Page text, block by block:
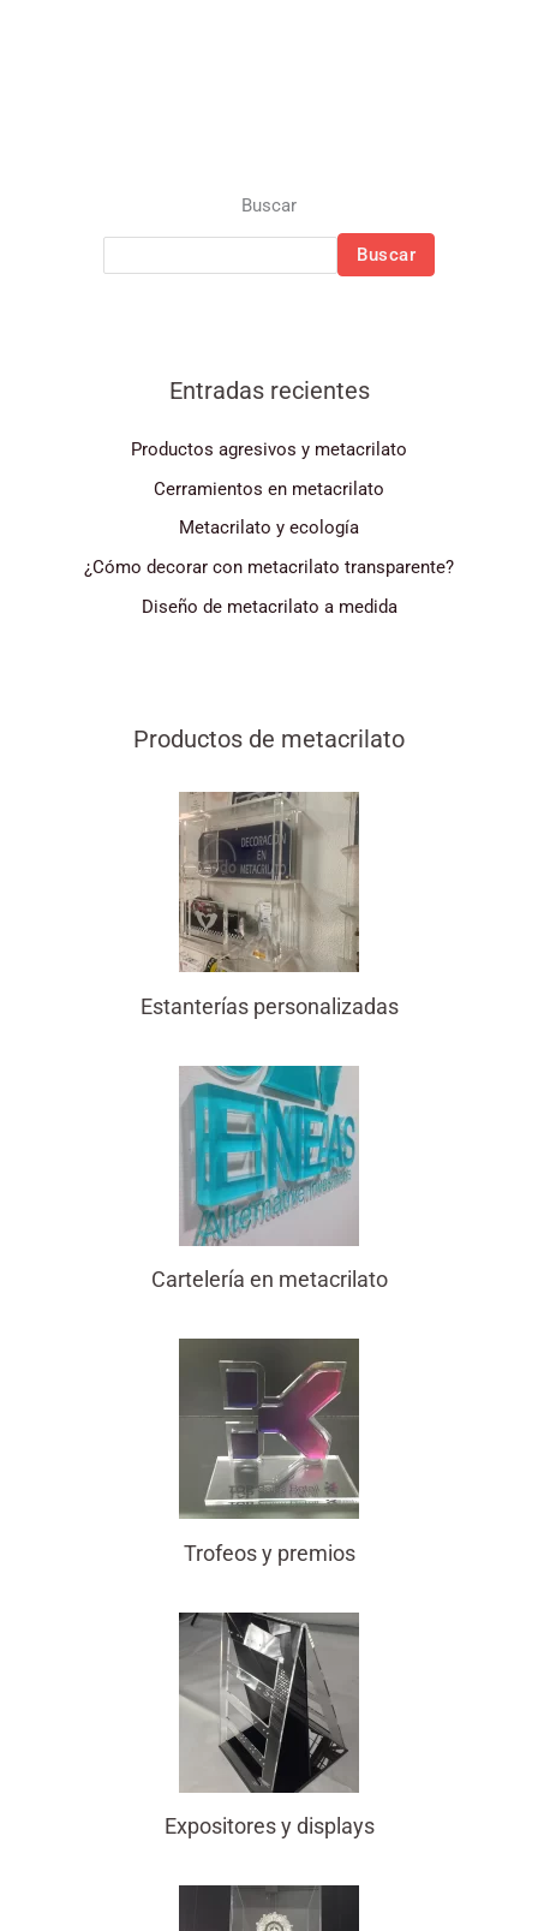
Buscar
Buscar
Entradas recientes
Productos agresivos y metacrilato
Cerramientos en metacrilato
Metacrilato y ecología
¿Cómo decorar con metacrilato transparente?
Diseño de metacrilato a medida
Productos de metacrilato
Estanterías personalizadas
Cartelería en metacrilato
Trofeos y premios
Expositores y displays